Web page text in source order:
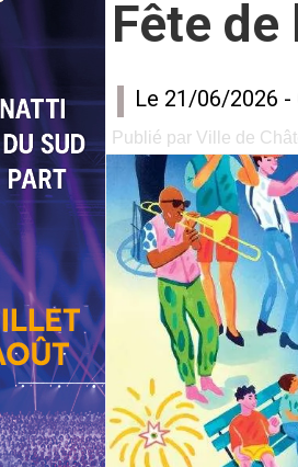
Fête
Le 21/06/2026 -
Publié par Ville de